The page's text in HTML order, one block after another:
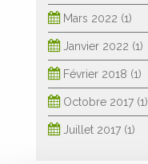
Mars 2022 (1)
Janvier 2022 (1)
Février 2018 (1)
Octobre 2017 (1)
Juillet 2017 (1)